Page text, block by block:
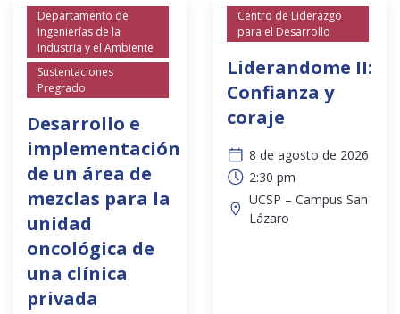
Departamento de
Ingenierías de la
Industria y el Ambiente
Sustentaciones
Pregrado
Desarrollo e
implementación
de un área de
mezclas para la
unidad
oncológica de
una clínica
privada
Centro de Liderazgo
para el Desarrollo
Liderandome II:
Confianza y
coraje
8 de agosto de 2026
2:30 pm
UCSP – Campus San
Lázaro